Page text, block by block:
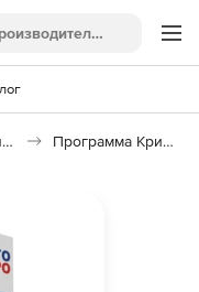
Программы для защиты информации Программа КриптоПро TSP